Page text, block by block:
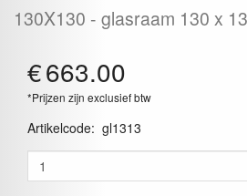
130X130 glasraam 130 x
€663.00
*Prijzen zijn exclusief btw
Artikelcode: gl1313